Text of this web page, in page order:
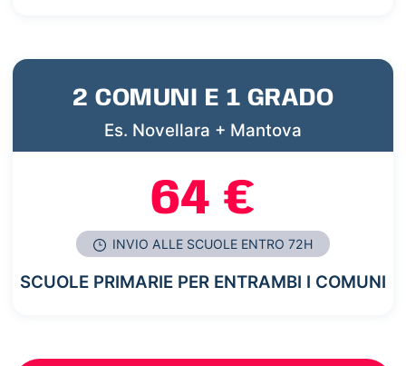
2 COMUNI E 1 GRADO
Es. Novellara + Mantova
64 €
INVIO ALLE SCUOLE ENTRO 72H
SCUOLE PRIMARIE PER ENTRAMBI I COMUNI